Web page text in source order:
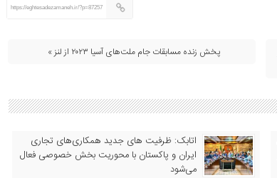
https://eghtesadezamaneh.ir/?p=87257
پخش زنده مسابقات جام ملت‌های آسیا ۲۰۲۳ از لنز »
اتابک: ظرفیت های جدید همکاری‌های تجاری
ایران و پاکستان با محوریت بخش خصوصی فعال
می‌شود